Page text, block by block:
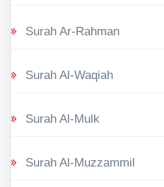
Surah Ar-Rahman
Surah Al-Waqiah
Surah Al-Mulk
Surah Al-Muzzammil